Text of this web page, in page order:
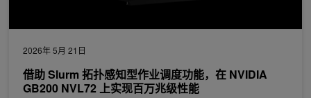
2026年 5月 21日
借助 Slurm 拓扑感知型作业调度功能，在 NVIDIA
GB200 NVL72 上实现百万兆级性能